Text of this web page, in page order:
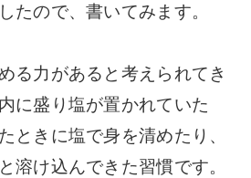
たので、書いてみます。
る力があると考えられてき
に盛り塩が置かれていた
ときに塩で身を清めたり、
溶け込んできた習慣です。